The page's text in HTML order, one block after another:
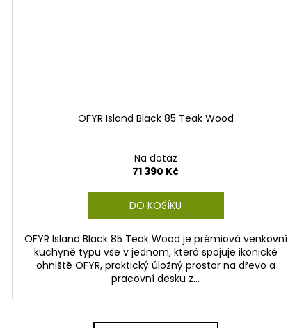
OFYR Island Black 85 Teak Wood
Na dotaz
71 390 Kč
DO KOŠÍKU
OFYR Island Black 85 Teak Wood je prémiová venkovní
kuchyně typu vše v jednom, která spojuje ikonické
ohniště OFYR, praktický úložný prostor na dřevo a
pracovní desku z...